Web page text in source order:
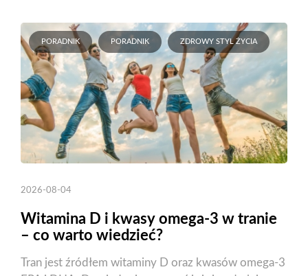
PORADNIK PORADNIK ZDROWY STYL ŻYCIA
2026-08-04
Witamina D i kwasy omega-3 w tranie
– co warto wiedzieć?
Tran jest źródłem witaminy D oraz kwasów omega-3